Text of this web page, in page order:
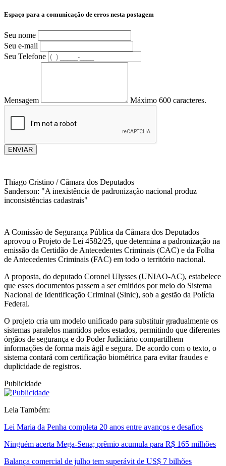
Espaço para a comunicação de erros nesta postagem
Seu nome
Seu e-mail
Seu Telefone
Mensagem Máximo 600 caracteres.
ENVIAR
Thiago Cristino / Câmara dos Deputados
Sanderson: "A inexistência de padronização nacional produz
inconsistências cadastrais"
A Comissão de Segurança Pública da Câmara dos Deputados
aprovou o Projeto de Lei 4582/25, que determina a padronização na
emissão da Certidão de Antecedentes Criminais (CAC) e da Folha
de Antecedentes Criminais (FAC) em todo o território nacional.
A proposta, do deputado Coronel Ulysses (UNIAO-AC), estabelece
que esses documentos passem a ser emitidos por meio do Sistema
Nacional de Identificação Criminal (Sinic), sob a gestão da Polícia
Federal.
O projeto cria um modelo unificado para substituir gradualmente os
sistemas paralelos mantidos pelos estados, permitindo que diferentes
órgãos de segurança e do Poder Judiciário compartilhem
informações de forma mais ágil e segura. De acordo com o texto, o
sistema contará com certificação biométrica para evitar fraudes e
duplicidade de registros.
Publicidade
Leia Também:
Lei Maria da Penha completa 20 anos entre avanços e desafios
Ninguém acerta Mega-Sena; prêmio acumula para R$ 165 milhões
Balança comercial de julho tem superávit de US$ 7 bilhões